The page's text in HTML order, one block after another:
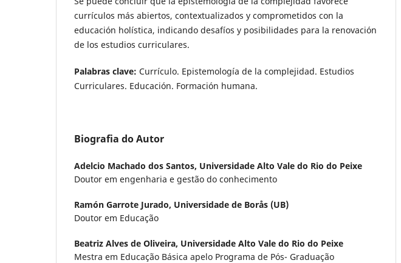
currículos más abiertos, contextualizados y comprometidos con la
educación holística, indicando desafíos y posibilidades para la renovación
de los estudios curriculares.
Palabras clave: Currículo. Epistemología de la complejidad. Estudios
Curriculares. Educación. Formación humana.
Biografia do Autor
Adelcio Machado dos Santos, Universidade Alto Vale do Rio do Peixe
Doutor em engenharia e gestão do conhecimento
Ramón Garrote Jurado, Universidade de Borås (UB)
Doutor em Educação
Beatriz Alves de Oliveira, Universidade Alto Vale do Rio do Peixe
Mestra em Educação Básica apelo Programa de Pós- Graduação